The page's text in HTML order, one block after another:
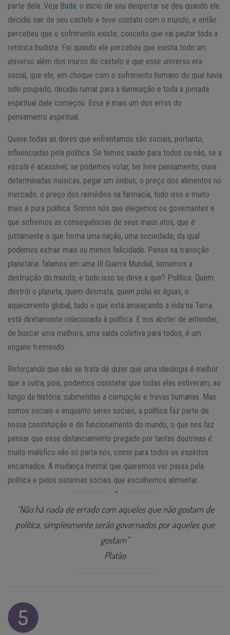
parte dela. Veja Buda: o início de seu despertar se deu quando ele
decidiu sair de seu castelo e teve contato com o mundo, e então
percebeu que o sofrimento existe, conceito que vai pautar toda a
retórica budista. Foi quando ele percebeu que existia todo um
universo além dos muros do castelo e que esse universo era
social, que ele, em choque com o sofrimento humano do qual havia
sido poupado, decidiu rumar para a iluminação e toda a jornada
espiritual dele começou. Esse é mais um dos erros do
pensamento espiritual.
Quase todas as dores que enfrentamos são sociais, portanto,
influenciadas pela política. Se temos saúde para todos ou não, se a
escola é acessível, se podemos votar, ter livre pensamento, ouvir
determinadas músicas, pegar um ônibus, o preço dos alimentos no
mercado, o preço dos remédios na farmácia, tudo isso e muito
mais é pura política. Somos nós que elegemos os governantes e
que sofremos as consequências de seus maus atos, que é
justamente o que forma uma nação, uma sociedade, da qual
podemos extrair mais ou menos felicidade. Pense na transição
planetária: falamos em uma III Guerra Mundial, tememos a
destruição do mundo, e tudo isso se deve a que? Política. Quem
destrói o planeta, quem desmata, quem polui as águas, o
aquecimento global, tudo o que está ameaçando a vida na Terra
está diretamente relacionado à política. E nos abster de entender,
de buscar uma melhora, uma saída coletiva para todos, é um
engano tremendo.
Reforçando que não se trata de dizer que uma ideologia é melhor
que a outra, pois, podemos constatar que todas elas estiveram, ao
longo da história, submetidas a corrupção e trevas humanas. Mas
somos sociais e enquanto seres sociais, a política faz parte de
nossa constituição e do funcionamento do mundo, o que nos faz
pensar que esse distanciamento pregado por tantas doutrinas é
muito maléfico não só parta nós, como para todos os espíritos
encarnados. A mudança mental que queremos ver passa pela
política e pelos sistemas sociais que escolhemos alimentar.
“Não há nada de errado com aqueles que não gostam de
política, simplesmente serão governados por aqueles que
gostam”
Platão